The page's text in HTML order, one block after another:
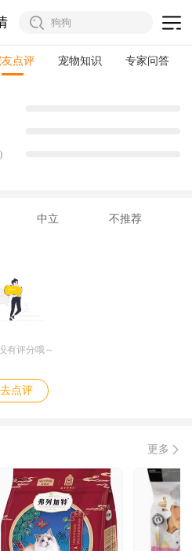
点评 宠物知识 专家问答
中立 不推荐
有评分哦～
去点评
更多